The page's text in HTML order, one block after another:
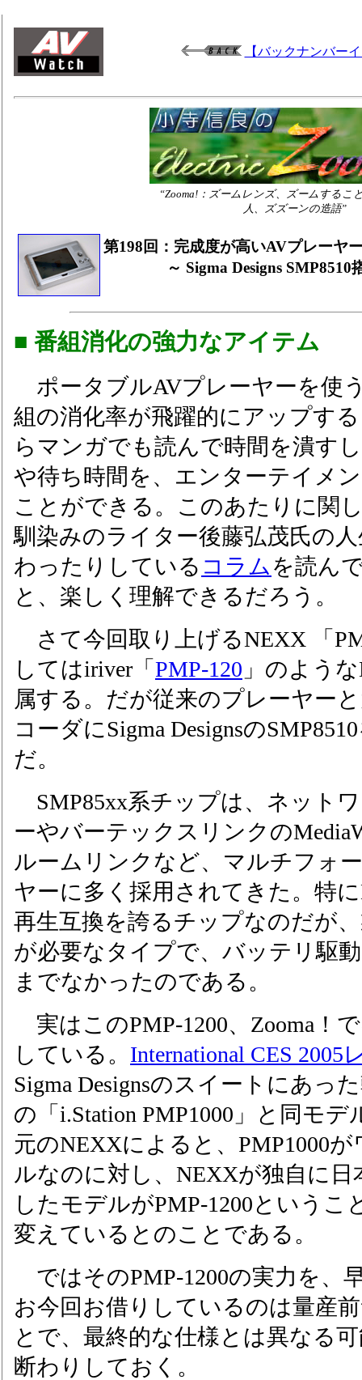
【バックナンバー
“Zooma!：ズームレンズ、ズームするこ
人、ズズーンの造語”
第198回：完成度が高いAVプレーヤ
～ Sigma Designs
■ 番組消化の強力なアイテム
ポータブルAVプレーヤーを使
組の消化率が飛躍的にアップす
らマンガでも読んで時間を潰す
や待ち時間を、エンターテイメ
ことができる。このあたりに関
馴染みのライター後藤弘茂氏の
わったりしている コラム を読ん
と、楽しく理解できるだろう。
さて今回取り上げるNEXX 「
してはiriver「 PMP-120 」のよう
属する。だが従来のプレーヤー
コーダにSigma Designsの
だ。
SMP85xx系チップは、ネット
ーやバーテックスリンクの
ルームリンクなど、マルチフォ
ヤーに多く採用されてきた。特
再生互換を誇るチップなのだが
が必要なタイプで、バッテリ駆
までなかったのである。
実はこのPMP-1200、Zooma！
している。 International CES 2005
Sigma Designsのスイートにあっ
の「i.Station PMP1000」と同モ
元のNEXXによると、PMP1000
ルなのに対し、NEXXが独自に
したモデルがPMP-1200というこ
変えているとのことである。
ではそのPMP-1200の実力を、
お今回お借りしているのは量産
とで、最終的な仕様とは異なる
断わりしておく。